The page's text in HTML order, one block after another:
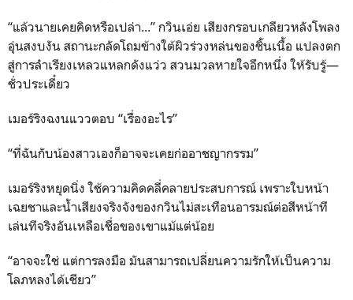
“แล้วนายเคยคิดหรือเปล่า...” กวินเอ่ย เสียงกรอบเกลียวหลังโพลง
อุ่นสงบงัน สถานะกลัดโถมข้างใต้ผิวร่วงหล่นของชิ้นเนื้อ แปลงตก
สู่การลำเรียงเหลวแหลกดังแว่ว สวนมวลหายใจอึกหนึ่ง ให้รับรู้—
ชั่วประเดี๋ยว
เมอร์ริงฉงนแววตอบ “เรื่องอะไร”
“ที่ฉันกับน้องสาวเองก็อาจจะเคยก่ออาชญากรรม”
เมอร์ริงหยุดนิ่ง ใช้ความคิดคลี่คลายประสบการณ์ เพราะใบหน้า
เฉยชาและน้ำเสียงจริงจังของกวินไม่สะเทือนอารมณ์ต่อสีหน้าที
เล่นทีจริงอันเหลือเชื่อของเขาแม้แต่น้อย
“อาจจะใช่ แต่การลงมือ มันสามารถเปลี่ยนความรักให้เป็นความ
โลภหลงได้เชียว”